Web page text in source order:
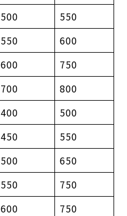
500
550
550
600
600
750
700
800
400
500
450
550
500
650
550
750
600
750